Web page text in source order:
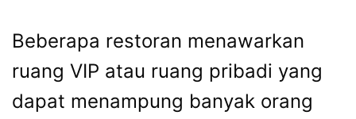
Beberapa restoran menawarkan
ruang VIP atau ruang pribadi yang
dapat menampung banyak orang